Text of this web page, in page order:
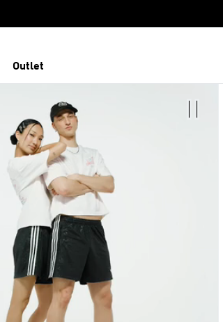
Outlet